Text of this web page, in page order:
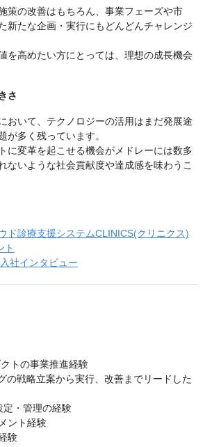
策の改善はもちろん、事業フェーズや市
新たな企画・実行にもどんどんチャレンジ
を高めたい方にとっては、理想の成長機会
さ
おいて、テクノロジーの活用はまだ発展途
が多く残っています。
に変革を起こせる機会がメドレーには数多
ないような社会貢献度や達成感を味わうこ
ド診療支援システムCLINICS(クリニクス)
ト
社インタビュー
トの事業推進経験
の戦略立案から実行、改善までリードした
定・管理の経験
ント経験
験